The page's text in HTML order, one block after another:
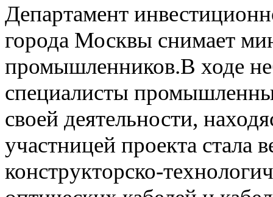
Департамент
города Москвы снимает
промышленников.В ходе
специалисты
своей деятельности,
участницей проекта стала
конструкторско-